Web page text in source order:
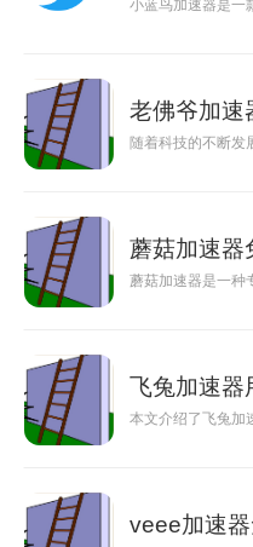
小蓝鸟加速器是一
老佛爷加速
随着科技的不断发
蘑菇加速器
蘑菇加速器是一种
飞兔加速器
本文介绍了飞兔加
veee加速